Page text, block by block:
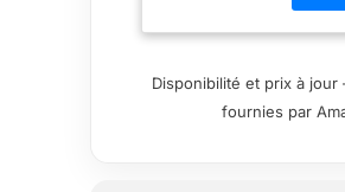
et
-
24,4
Disponibilité et prix à jour
fournies par